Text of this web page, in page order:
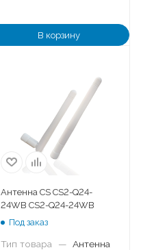
В корзину
Антенна CS CS2-Q24-
24WB CS2-Q24-24WB
Под заказ
Тип товара — Антенна